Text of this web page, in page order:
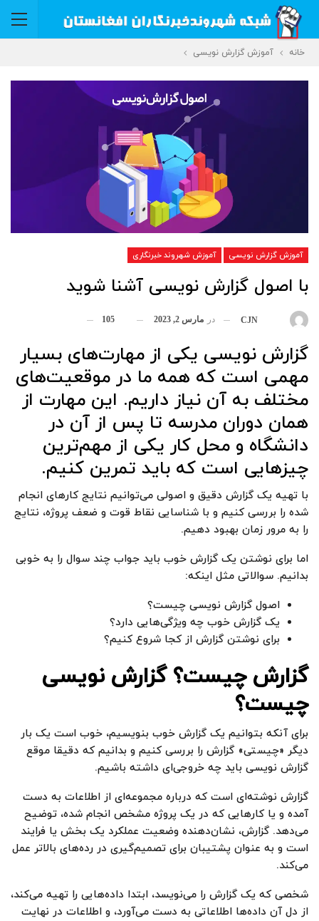
خانه آموزش گزارش نویسی
آموزش گزارش نویسی آموزش شهروند خبرنگاری
با اصول گزارش نویسی آشنا شوید
CJN در مارس 2, 2023 105
گزارش نویسی یکی از مهارت‌های بسیار
مهمی است که همه ما در موقعیت‌های
مختلف به آن نیاز داریم. این مهارت از
همان دوران مدرسه تا پس از آن در
دانشگاه و محل کار یکی از مهم‌ترین
چیزهایی است که باید تمرین کنیم.
با تهیه یک گزارش دقیق و اصولی می‌توانیم نتایج کارهای انجام
شده را بررسی کنیم و با شناسایی نقاط قوت و ضعف پروژه، نتایج
را به مرور زمان بهبود دهیم.
اما برای نوشتن یک گزارش خوب باید جواب چند سوال را به خوبی
بدانیم. سوالاتی مثل اینکه:
اصول گزارش نویسی چیست؟
یک گزارش خوب چه ویژگی‌هایی دارد؟
برای نوشتن گزارش از کجا شروع کنیم؟
گزارش چیست؟ گزارش نویسی
چیست؟
برای آنکه بتوانیم یک گزارش خوب بنویسیم، خوب است یک بار
دیگر «چیستی» گزارش را بررسی کنیم و بدانیم که دقیقا موقع
گزارش نویسی باید چه خروجی‌ای داشته باشیم.
گزارش نوشته‌ای است که درباره مجموعه‌ای از اطلاعات به دست
آمده و یا کارهایی که در یک پروژه مشخص انجام شده، توضیح
می‌دهد. گزارش، نشان‌دهنده وضعیت عملکرد یک بخش یا فرایند
است و به عنوان پشتیبان برای تصمیم‌گیری در رده‌های بالاتر عمل
می‌کند.
شخصی که یک گزارش را می‌نویسد، ابتدا داده‌هایی را تهیه می‌کند،
از دل آن داده‌ها اطلاعاتی به دست می‌آورد، و اطلاعات در نهایت